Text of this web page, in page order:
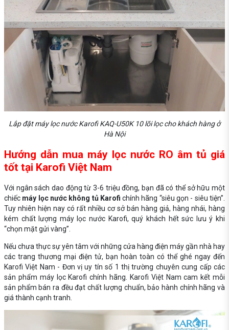
Lắp đặt máy lọc nước Karofi KAQ-U50K 10 lõi lọc cho khách hàng ở
Hà Nội
Hướng dẫn mua máy lọc nước RO âm tủ giá
tốt tại Karofi Việt Nam
Với ngân sách dao động từ 3-6 triệu đồng, bạn đã có thể sở hữu một
chiếc máy lọc nước không tủ Karofi chính hãng “siêu gọn - siêu tiện”.
Tuy nhiên hiện nay có rất nhiều cơ sở bán hàng giả, hàng nhái, hàng
kém chất lượng máy lọc nước Karofi, quý khách hết sức lưu ý khi
“chọn mặt gửi vàng”.
Nếu chưa thực sự yên tâm với những cửa hàng điện máy gần nhà hay
các trang thương mại điện tử, bạn hoàn toàn có thể ghé ngay đến
Karofi Việt Nam - Đơn vị uy tín số 1 thị trường chuyên cung cấp các
sản phẩm máy lọc Karofi chính hãng. Karofi Việt Nam cam kết mỗi
sản phẩm bán ra đều đạt chất lượng chuẩn, bảo hành chính hãng và
giá thành cạnh tranh.